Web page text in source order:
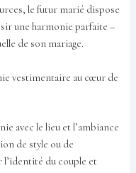
le futur marié dispose
une harmonie parfaite –
de son mariage.
vestimentaire au cœur de
avec le lieu et l’ambiance
de style ou de
du couple et